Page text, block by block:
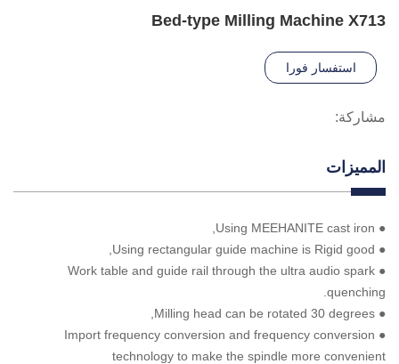
Bed-type Milling Machine X713
استفسار فورا
مشاركة:
المميزات
● Using MEEHANITE cast iron,
● Using rectangular guide machine is Rigid good,
● Work table and guide rail through the ultra audio spark
quenching.
● Milling head can be rotated 30 degrees,
● Import frequency conversion and frequency conversion
technology to make the spindle more convenient